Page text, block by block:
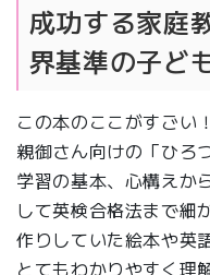
成功する家庭
界基準の子ど
この本のここがすごい！
親御さん向けの「ひろ
学習の基本、心構えか
して英検合格法まで細
作りしていた絵本や英
とてもわかりやすく理